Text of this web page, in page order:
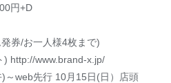
円+D
券/お一人様4枚まで)
) http://www.brand-x.jp/
～web先行 10月15日(日）店頭